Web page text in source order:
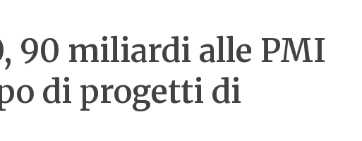
90 miliardi alle PMI
di progetti di